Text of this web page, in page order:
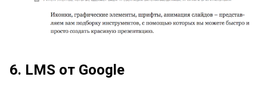
6. LMS от Google